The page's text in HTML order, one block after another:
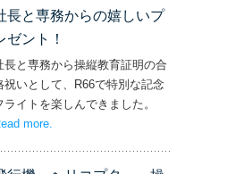
長と専務からの嬉しいプ
ゼント！
長と専務から操縦教育証明の合
祝いとして、R66で特別な記念
ライトを楽しんできました。
more– ‘社長と専務からの嬉しいプレゼン
.